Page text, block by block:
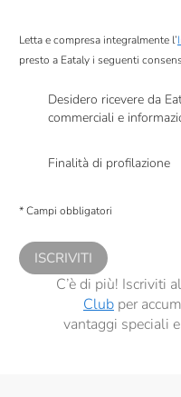
Letta e compresa integralmente l’
presto a Eataly i seguenti
Desidero ricevere da
commerciali e
Finalità di profilazione
comunicazioni commerciali
* Campi obbligatori
ISCRIVITI
C’è di più! Iscriviti
Clubper
vantaggi speciali